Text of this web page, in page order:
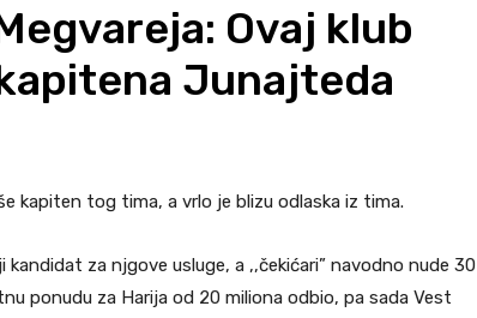
Ovaj klub
Junajteda
kapiten tog tima, a vrlo je blizu odlaska iz tima.
za njgove usluge, a ,,čekićari” navodno nude 30
ponudu za Harija od 20 miliona odbio, pa sada Vest